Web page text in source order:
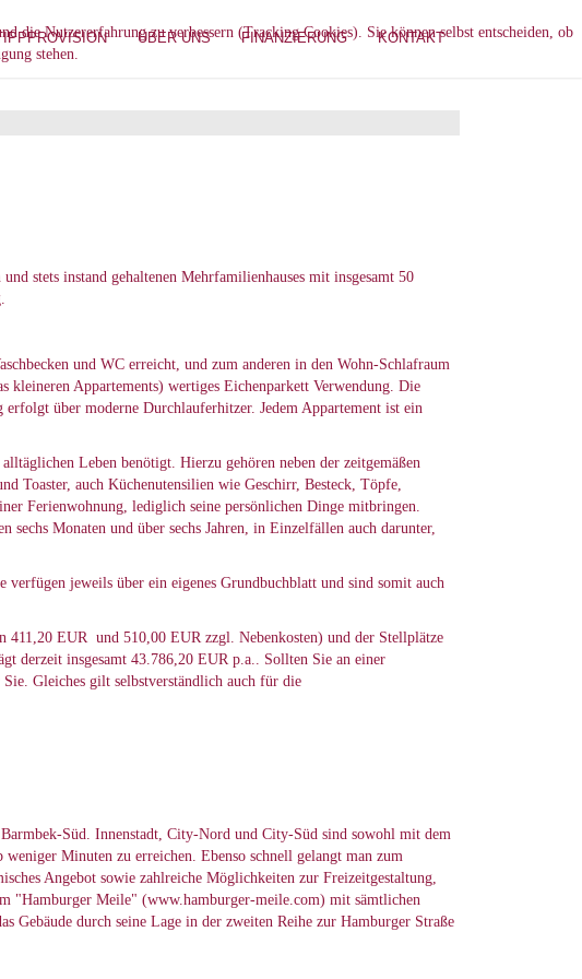
ÜBER UNS FINANZIERUNG KONTAKT
stets instand gehaltenen Mehrfamilienhauses mit insgesamt 50
und WC erreicht, und zum anderen in den Wohn-Schlafraum
kleineren Appartements) wertiges Eichenparkett Verwendung. Die
über moderne Durchlauferhitzer. Jedem Appartement ist ein
Leben benötigt. Hierzu gehören neben der zeitgemäßen
Toaster, auch Küchenutensilien wie Geschirr, Besteck, Töpfe,
Ferienwohnung, lediglich seine persönlichen Dinge mitbringen.
Monaten und über sechs Jahren, in Einzelfällen auch darunter,
jeweils über ein eigenes Grundbuchblatt und sind somit auch
411,20 EUR und 510,00 EUR zzgl. Nebenkosten) und der Stellplätze
derzeit insgesamt 43.786,20 EUR p.a.. Sollten Sie an einer
Gleiches gilt selbstverständlich auch für die
Süd. Innenstadt, City-Nord und City-Süd sind sowohl mit dem
Minuten zu erreichen. Ebenso schnell gelangt man zum
Angebot sowie zahlreiche Möglichkeiten zur Freizeitgestaltung,
"Hamburger Meile" (www.hamburger-meile.com) mit sämtlichen
durch seine Lage in der zweiten Reihe zur Hamburger Straße
die Nutzererfahrung zu verbessern (Tracking Cookies). Sie können selbst entscheiden, ob
stehen.